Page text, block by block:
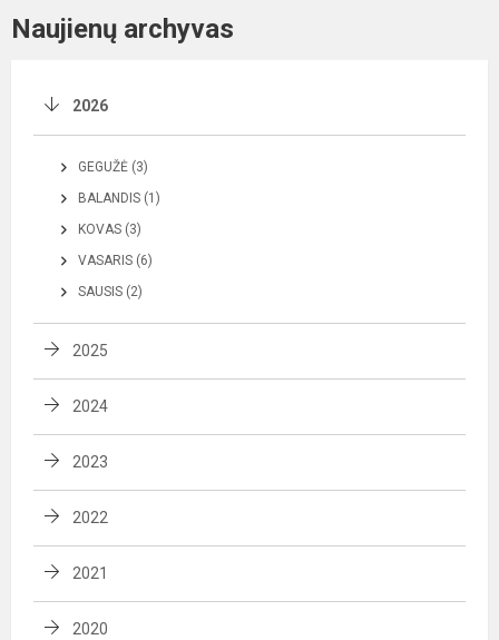
Naujienų archyvas
2026
GEGUŽĖ (3)
BALANDIS (1)
KOVAS (3)
VASARIS (6)
SAUSIS (2)
2025
2024
2023
2022
2021
2020